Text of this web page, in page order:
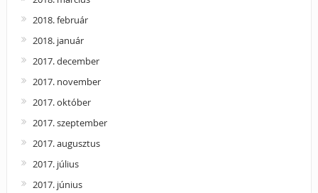
2018. február
2018. január
2017. december
2017. november
2017. október
2017. szeptember
2017. augusztus
2017. július
2017. június